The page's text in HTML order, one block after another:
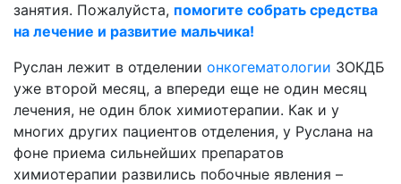
занятия. Пожалуйста, помогите собрать средства
на лечение и развитие мальчика!
Руслан лежит в отделении онкогематологии ЗОКДБ
уже второй месяц, а впереди еще не один месяц
лечения, не один блок химиотерапии. Как и у
многих других пациентов отделения, у Руслана на
фоне приема сильнейших препаратов
химиотерапии развились побочные явления –